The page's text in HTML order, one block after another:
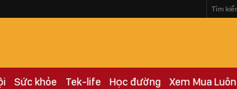
Sức khỏe Tek-life Học đường Xem Mua Luôn